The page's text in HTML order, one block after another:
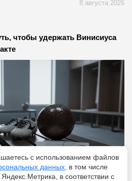
8 августа 2026
чтобы удержать Винисиуса
с использованием файлов
данных , в том числе
в соответствии с